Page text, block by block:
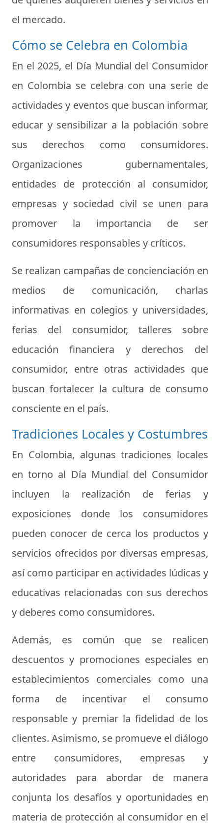
el mercado.
Cómo se Celebra en Colombia
En el 2025, el Día Mundial del Consumidor
en Colombia se celebra con una serie de
actividades y eventos que buscan informar,
educar y sensibilizar a la población sobre
sus derechos como consumidores.
Organizaciones gubernamentales,
entidades de protección al consumidor,
empresas y sociedad civil se unen para
promover la importancia de ser
consumidores responsables y críticos.
Se realizan campañas de concienciación en
medios de comunicación, charlas
informativas en colegios y universidades,
ferias del consumidor, talleres sobre
educación financiera y derechos del
consumidor, entre otras actividades que
buscan fortalecer la cultura de consumo
consciente en el país.
Tradiciones Locales y Costumbres
En Colombia, algunas tradiciones locales
en torno al Día Mundial del Consumidor
incluyen la realización de ferias y
exposiciones donde los consumidores
pueden conocer de cerca los productos y
servicios ofrecidos por diversas empresas,
así como participar en actividades lúdicas y
educativas relacionadas con sus derechos
y deberes como consumidores.
Además, es común que se realicen
descuentos y promociones especiales en
establecimientos comerciales como una
forma de incentivar el consumo
responsable y premiar la fidelidad de los
clientes. Asimismo, se promueve el diálogo
entre consumidores, empresas y
autoridades para abordar de manera
conjunta los desafíos y oportunidades en
materia de protección al consumidor en el